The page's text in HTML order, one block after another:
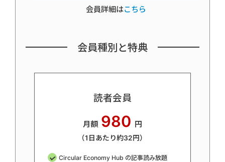
会員詳細はこちら
会員種別と特典
読者会員
月額 980 円
（1日あたり約32円）
Circular Economy Hub の記事読み放題